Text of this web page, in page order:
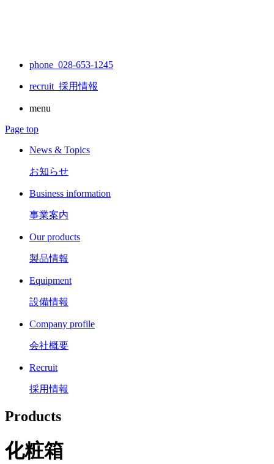
phone 028-653-1245
recruit 採用情報
menu
Page top
News & Topics
お知らせ
Business information
事業案内
Our products
製品情報
Equipment
設備情報
Company profile
会社概要
Recruit
採用情報
Products
化粧箱